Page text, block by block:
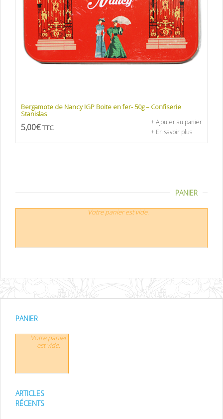
Bergamote de Nancy IGP Boite en fer- 50g – Confiserie
Stanislas
5,00€ TTC
+ Ajouter au panier
+ En savoir plus
PANIER
Votre panier est vide.
PANIER
Votre panier
est vide.
ARTICLES
RÉCENTS